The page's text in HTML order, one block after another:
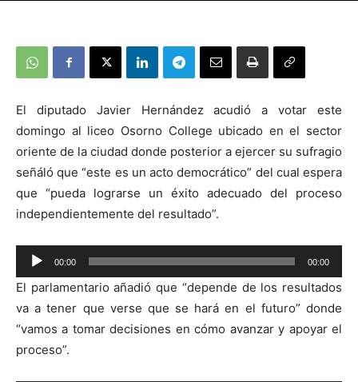
El diputado Javier Hernández acudió a votar este
domingo al liceo Osorno College ubicado en el sector
oriente de la ciudad donde posterior a ejercer su sufragio
señáló que “este es un acto democrático” del cual espera
que “pueda lograrse un éxito adecuado del proceso
independientemente del resultado”.
Reproductor
de
audio
00:00 00:00
El parlamentario añadió que “depende de los resultados
va a tener que verse que se hará en el futuro” donde
“vamos a tomar decisiones en cómo avanzar y apoyar el
proceso”.